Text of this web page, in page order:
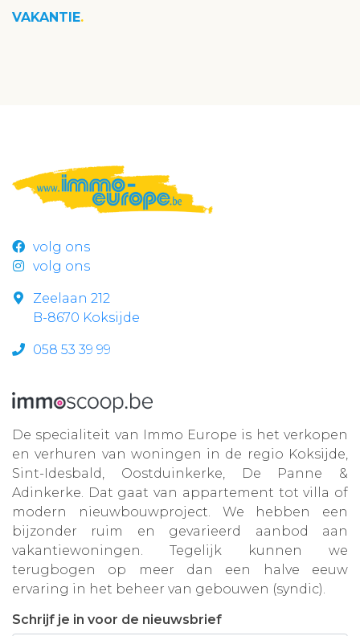
VAKANTIE
volg ons
volg ons
Zeelaan 212
B-8670 Koksijde
058 53 39 99
De specialiteit van Immo Europe is het verkopen
en verhuren van woningen in de regio Koksijde,
Sint-Idesbald, Oostduinkerke, De Panne &
Adinkerke. Dat gaat van appartement tot villa of
modern nieuwbouwproject. We hebben een
bijzonder ruim en gevarieerd aanbod aan
vakantiewoningen. Tegelijk kunnen we
terugbogen op meer dan een halve eeuw
ervaring in het beheer van gebouwen (syndic).
Schrijf je in voor de nieuwsbrief